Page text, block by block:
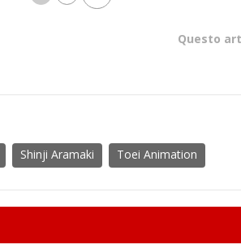
Questo
Shinji Aramaki Toei Animation